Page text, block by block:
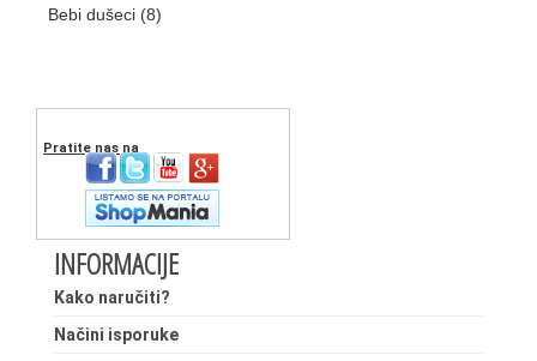
Bebi dušeci (8)
Pratite nas na
INFORMACIJE
Kako naručiti?
Načini isporuke